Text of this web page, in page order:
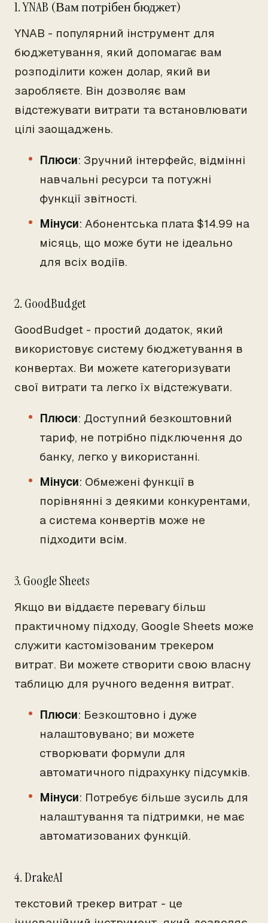
1. YNAB (Вам потрібен бюджет)
YNAB - популярний інструмент для
бюджетування, який допомагає вам
розподілити кожен долар, який ви
заробляєте. Він дозволяє вам
відстежувати витрати та встановлювати
цілі заощаджень.
Плюси: Зручний інтерфейс, відмінні
навчальні ресурси та потужні
функції звітності.
Мінуси: Абонентська плата $14.99 на
місяць, що може бути не ідеально
для всіх водіїв.
2. GoodBudget
GoodBudget - простий додаток, який
використовує систему бюджетування в
конвертах. Ви можете категоризувати
свої витрати та легко їх відстежувати.
Плюси: Доступний безкоштовний
тариф, не потрібно підключення до
банку, легко у використанні.
Мінуси: Обмежені функції в
порівнянні з деякими конкурентами,
а система конвертів може не
підходити всім.
3. Google Sheets
Якщо ви віддаєте перевагу більш
практичному підходу, Google Sheets може
служити кастомізованим трекером
витрат. Ви можете створити свою власну
таблицю для ручного ведення витрат.
Плюси: Безкоштовно і дуже
налаштовувано; ви можете
створювати формули для
автоматичного підрахунку підсумків.
Мінуси: Потребує більше зусиль для
налаштування та підтримки, не має
автоматизованих функцій.
4. DrakeAI
текстовий трекер витрат - це